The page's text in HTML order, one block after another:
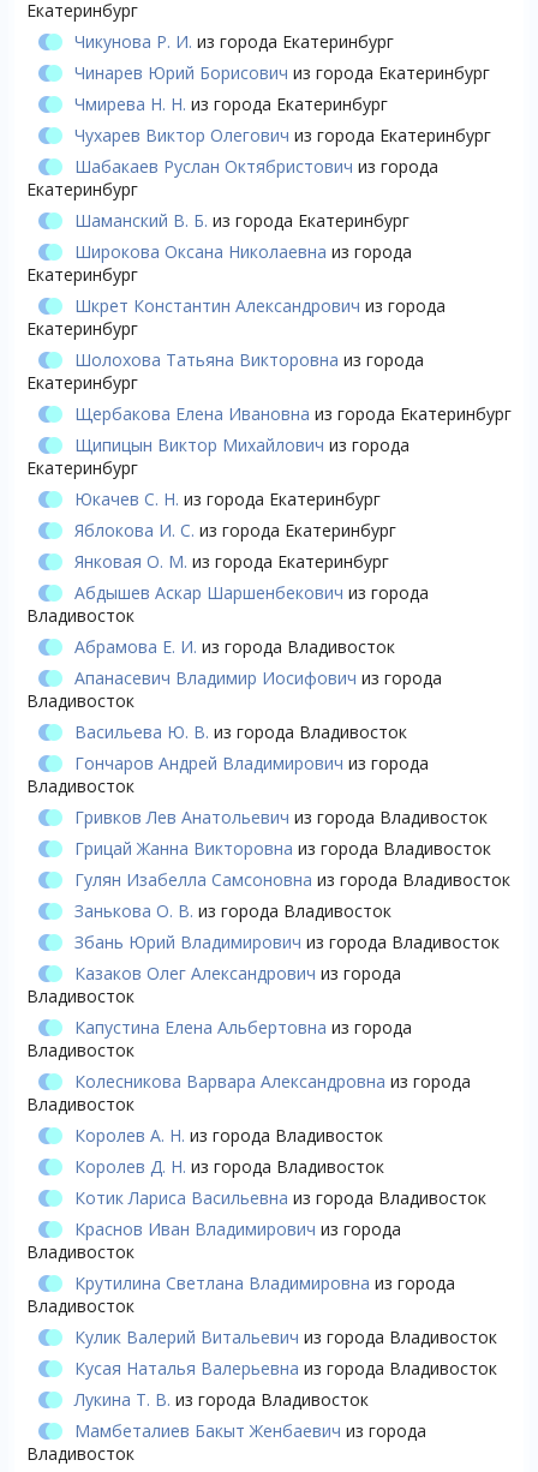
Екатеринбург
Чикунова Р. И. из города Екатеринбург
Чинарев Юрий Борисович из города Екатеринбург
Чмирева Н. Н. из города Екатеринбург
Чухарев Виктор Олегович из города Екатеринбург
Шабакаев Руслан Октябристович из города
Екатеринбург
Шаманский В. Б. из города Екатеринбург
Широкова Оксана Николаевна из города
Екатеринбург
Шкрет Константин Александрович из города
Екатеринбург
Шолохова Татьяна Викторовна из города
Екатеринбург
Щербакова Елена Ивановна из города Екатеринбург
Щипицын Виктор Михайлович из города
Екатеринбург
Юкачев С. Н. из города Екатеринбург
Яблокова И. С. из города Екатеринбург
Янковая О. М. из города Екатеринбург
Абдышев Аскар Шаршенбекович из города
Владивосток
Абрамова Е. И. из города Владивосток
Апанасевич Владимир Иосифович из города
Владивосток
Васильева Ю. В. из города Владивосток
Гончаров Андрей Владимирович из города
Владивосток
Гривков Лев Анатольевич из города Владивосток
Грицай Жанна Викторовна из города Владивосток
Гулян Изабелла Самсоновна из города Владивосток
Занькова О. В. из города Владивосток
Збань Юрий Владимирович из города Владивосток
Казаков Олег Александрович из города
Владивосток
Капустина Елена Альбертовна из города
Владивосток
Колесникова Варвара Александровна из города
Владивосток
Королев А. Н. из города Владивосток
Королев Д. Н. из города Владивосток
Котик Лариса Васильевна из города Владивосток
Краснов Иван Владимирович из города
Владивосток
Крутилина Светлана Владимировна из города
Владивосток
Кулик Валерий Витальевич из города Владивосток
Кусая Наталья Валерьевна из города Владивосток
Лукина Т. В. из города Владивосток
Мамбеталиев Бакыт Женбаевич из города
Владивосток